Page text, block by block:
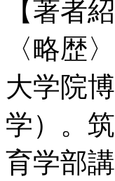
【著者
〈略歴
大学院
学）。
育学部